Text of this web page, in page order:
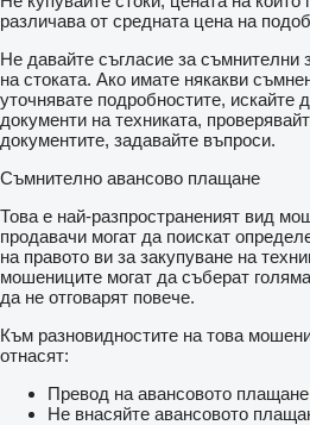
различава от средната цена на
Не давайте съгласие за съмнителни
на стоката. Ако имате някакви
уточнявате подробностите, искайте
документи на техниката,
документите, задавайте въпроси.
Съмнително авансово плащане
Това е най-разпространеният вид
продавачи могат да поискат
на правото ви за закупуване на
мошениците могат да съберат
да не отговарят повече.
Към разновидностите на това
отнасят:
Превод на авансовото плащане
Не внасяйте авансовото